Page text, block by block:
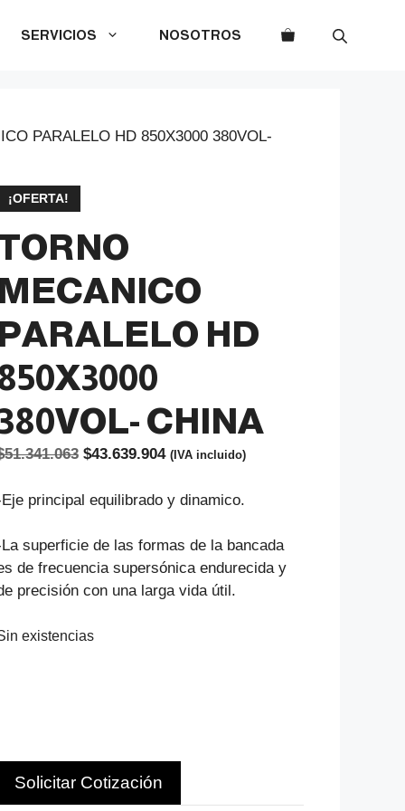
SERVICIOS NOSOTROS
PARALELO HD 850X3000 380VOL-
¡OFERTA!
MECANICO
PARALELO HD
CHINA
51.341.063 El
original
$51.341.063.
$43.639.904El
actual
$43.639.904.
(IVA incluido)
principal equilibrado y dinamico.
superficie de las formas de la bancada
de frecuencia supersónica endurecida y
precisión con una larga vida útil.
existencias
Solicitar Cotización